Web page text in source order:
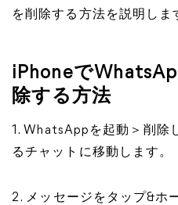
を削除する方法を説明しま
iPhoneで
除する方法
1. WhatsAppを起動＞削除
るチャットに移動します。
2. メッセージをタップ&ホ